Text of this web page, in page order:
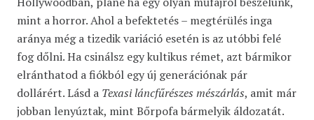
mint a horror. Ahol a befektetés – megtérülés inga
aránya még a tizedik variáció esetén is az utóbbi felé
fog dőlni. Ha csinálsz egy kultikus rémet, azt bármikor
elránthatod a fiókból egy új generációnak pár
dollárért. Lásd a Texasi láncfűrészes mészárlás, amit már
jobban lenyúztak, mint Bőrpofa bármelyik áldozatát.